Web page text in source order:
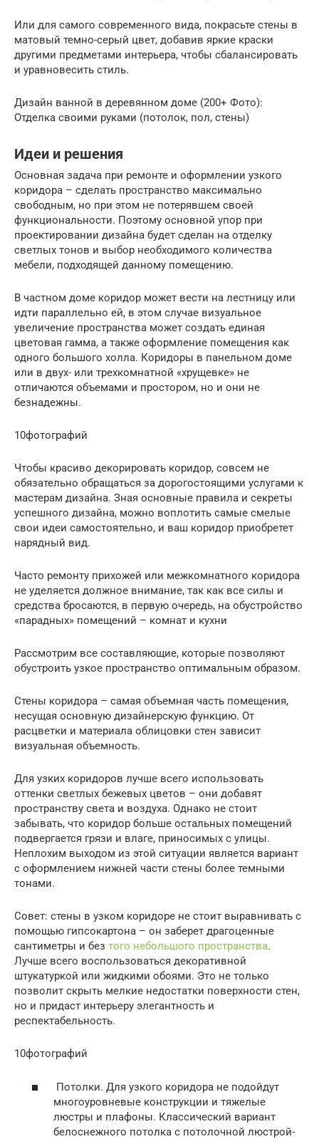
Или для самого современного вида, покрасьте стены в
матовый темно-серый цвет, добавив яркие краски
другими предметами интерьера, чтобы сбалансировать
и уравновесить стиль.
Дизайн ванной в деревянном доме (200+ Фото):
Отделка своими руками (потолок, пол, стены)
Идеи и решения
Основная задача при ремонте и оформлении узкого
коридора – сделать пространство максимально
свободным, но при этом не потерявшем своей
функциональности. Поэтому основной упор при
проектировании дизайна будет сделан на отделку
светлых тонов и выбор необходимого количества
мебели, подходящей данному помещению.
В частном доме коридор может вести на лестницу или
идти параллельно ей, в этом случае визуальное
увеличение пространства может создать единая
цветовая гамма, а также оформление помещения как
одного большого холла. Коридоры в панельном доме
или в двух- или трехкомнатной «хрущевке» не
отличаются объемами и простором, но и они не
безнадежны.
10фотографий
Чтобы красиво декорировать коридор, совсем не
обязательно обращаться за дорогостоящими услугами к
мастерам дизайна. Зная основные правила и секреты
успешного дизайна, можно воплотить самые смелые
свои идеи самостоятельно, и ваш коридор приобретет
нарядный вид.
Часто ремонту прихожей или межкомнатного коридора
не уделяется должное внимание, так как все силы и
средства бросаются, в первую очередь, на обустройство
«парадных» помещений – комнат и кухни
Рассмотрим все составляющие, которые позволяют
обустроить узкое пространство оптимальным образом.
Стены коридора – самая объемная часть помещения,
несущая основную дизайнерскую функцию. От
расцветки и материала облицовки стен зависит
визуальная объемность.
Для узких коридоров лучше всего использовать
оттенки светлых бежевых цветов – они добавят
пространству света и воздуха. Однако не стоит
забывать, что коридор больше остальных помещений
подвергается грязи и влаге, приносимых с улицы.
Неплохим выходом из этой ситуации является вариант
с оформлением нижней части стены более темными
тонами.
Совет: стены в узком коридоре не стоит выравнивать с
помощью гипсокартона – он заберет драгоценные
сантиметры и без того небольшого пространства.
Лучше всего воспользоваться декоративной
штукатуркой или жидкими обоями. Это не только
позволит скрыть мелкие недостатки поверхности стен,
но и придаст интерьеру элегантность и
респектабельность.
10фотографий
Потолки. Для узкого коридора не подойдут
многоуровневые конструкции и тяжелые
люстры и плафоны. Классический вариант
белоснежного потолка с потолочной люстрой-